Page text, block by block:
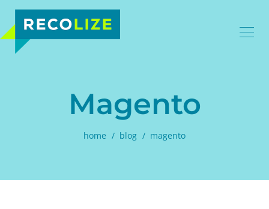
Magento
home blog magento